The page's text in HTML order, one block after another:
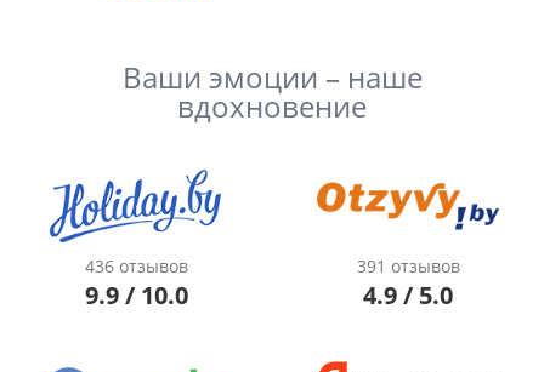
Ваши эмоции – наше
вдохновение
436 отзывов
9.9 / 10.0
391 отзывов
4.9 / 5.0